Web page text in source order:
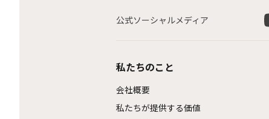
公式ソーシャルメディア
私たちのこと
会社概要
私たちが提供する価値